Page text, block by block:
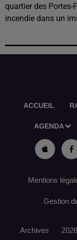
quartier des Portes-
incendie dans un
ACCUEIL
AGENDA
Mentions
Gestion
Archives 2026